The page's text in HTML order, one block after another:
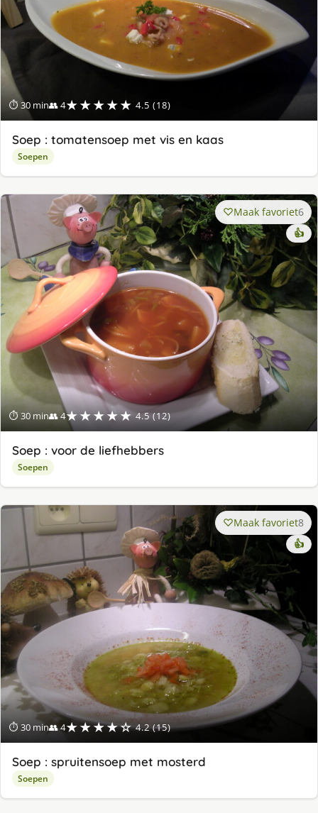
⏱ 30 min👥 4★★★★★ 4.5 (18)
Soep : tomatensoep met vis en kaas
Soepen
⏱ 30 min👥 4★★★★★ 4.5 (12)
Maak favoriet6
👍
Soep : voor de liefhebbers
Soepen
⏱ 30 min👥 4★★★★☆ 4.2 (15)
Maak favoriet8
👍
Soep : spruitensoep met mosterd
Soepen